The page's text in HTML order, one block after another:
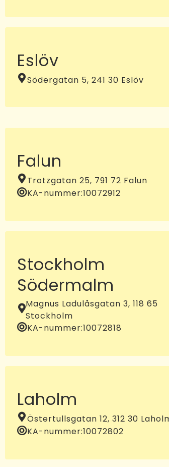
Eslöv
Södergatan 5, 241 30 Eslöv
Falun
Trotzgatan 25, 791 72 Falun
KA-nummer:10072912
Stockholm
Södermalm
Magnus Ladulåsgatan 3, 118 65
Stockholm
KA-nummer:10072818
Laholm
Östertullsgatan 12, 312 30
KA-nummer:10072802